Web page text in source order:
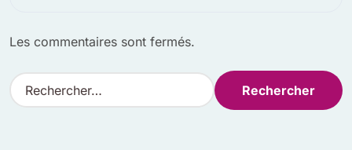
Les commentaires sont fermés.
R
e